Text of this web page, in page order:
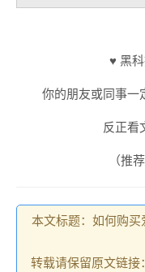
♥ 黑
你的朋友或同事一
反正看
（
本文标题：如何购
转载请保留原文链接